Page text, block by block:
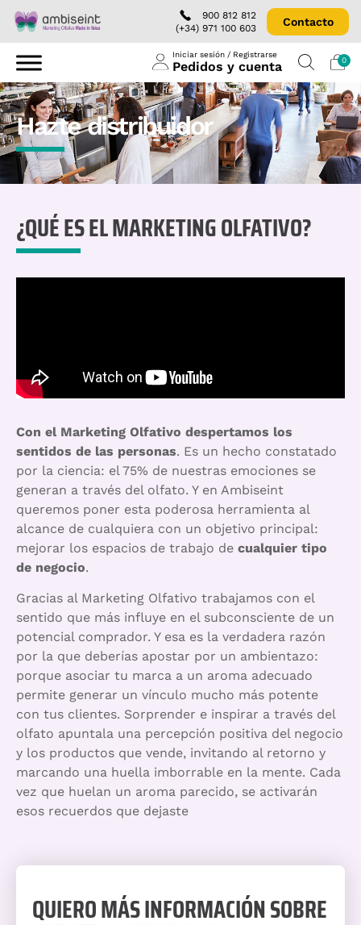
900 812 812
(+34) 971 100 603
Contacto
Iniciar sesión / Registrarse
Pedidos y cuenta 0
Hazte distribuidor
¿QUÉ ES EL MARKETING OLFATIVO?
Con el Marketing Olfativo despertamos los
sentidos de las personas. Es un hecho constatado
por la ciencia: el 75% de nuestras emociones se
generan a través del olfato. Y en Ambiseint
queremos poner esta poderosa herramienta al
alcance de cualquiera con un objetivo principal:
mejorar los espacios de trabajo de cualquier tipo
de negocio.
Gracias al Marketing Olfativo trabajamos con el
sentido que más influye en el subconsciente de un
potencial comprador. Y esa es la verdadera razón
por la que deberías apostar por un ambientazo:
porque asociar tu marca a un aroma adecuado
permite generar un vínculo mucho más potente
con tus clientes. Sorprender e inspirar a través del
olfato apuntala una percepción positiva del negocio
y los productos que vende, invitando al retorno y
marcando una huella imborrable en la mente. Cada
vez que huelan un aroma parecido, se activarán
esos recuerdos que dejaste
QUIERO MÁS INFORMACIÓN SOBRE